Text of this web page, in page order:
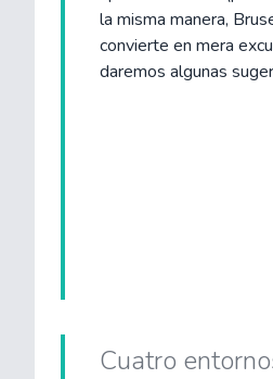
la misma manera,
convierte en mera
daremos algunas
Cuatro